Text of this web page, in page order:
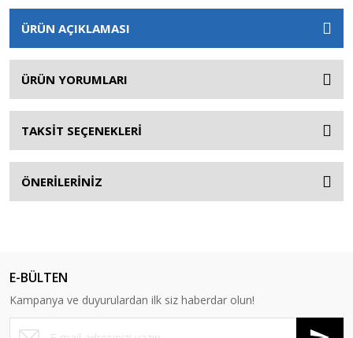
ÜRÜN AÇIKLAMASI
ÜRÜN YORUMLARI
TAKSİT SEÇENEKLERİ
ÖNERİLERİNİZ
E-BÜLTEN
Kampanya ve duyurulardan ilk siz haberdar olun!